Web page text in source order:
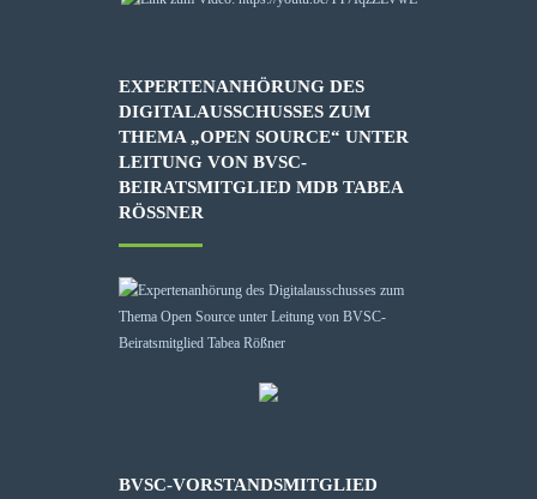
EXPERTENANHÖRUNG DES
DIGITALAUSSCHUSSES ZUM
THEMA „OPEN SOURCE“ UNTER
LEITUNG VON BVSC-
BEIRATSMITGLIED MDB TABEA
RÖSSNER
BVSC-VORSTANDSMITGLIED